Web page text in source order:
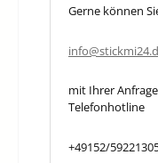
Gerne können
mit Ihrer
Telefonhotline
+49152/